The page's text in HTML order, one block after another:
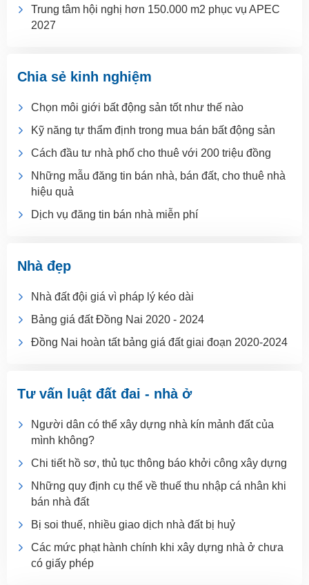
Trung tâm hội nghị hơn 150.000 m2 phục vụ APEC
2027
Chia sẻ kinh nghiệm
Chọn môi giới bất động sản tốt như thế nào
Kỹ năng tự thẩm định trong mua bán bất động sản
Cách đầu tư nhà phố cho thuê với 200 triệu đồng
Những mẫu đăng tin bán nhà, bán đất, cho thuê nhà
hiệu quả
Dịch vụ đăng tin bán nhà miễn phí
Nhà đẹp
Nhà đất đội giá vì pháp lý kéo dài
Bảng giá đất Đồng Nai 2020 - 2024
Đồng Nai hoàn tất bảng giá đất giai đoạn 2020-2024
Tư vấn luật đất đai - nhà ở
Người dân có thể xây dựng nhà kín mảnh đất của
mình không?
Chi tiết hồ sơ, thủ tục thông báo khởi công xây dựng
Những quy định cụ thể về thuế thu nhập cá nhân khi
bán nhà đất
Bị soi thuế, nhiều giao dịch nhà đất bị huỷ
Các mức phạt hành chính khi xây dựng nhà ở chưa
có giấy phép